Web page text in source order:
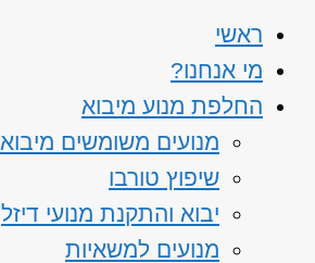
ראשי
מי אנחנו?
החלפת מנוע מיבוא
מנועים משומשים מיבוא
שיפוץ טורבו
יבוא והתקנת מנועי דיזל
מנועים למשאיות